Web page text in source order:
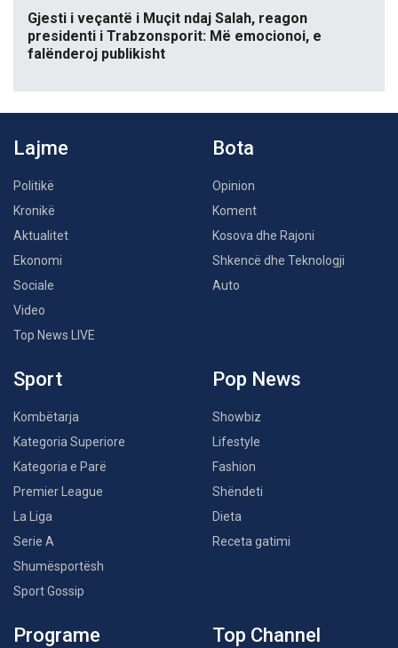
Gjesti i veçantë i Muçit ndaj Salah, reagon
presidenti i Trabzonsporit: Më emocionoi, e
falënderoj publikisht
Lajme
Politikë
Kronikë
Aktualitet
Ekonomi
Sociale
Video
Top News LIVE
Bota
Opinion
Koment
Kosova dhe Rajoni
Shkencë dhe Teknologji
Auto
Sport
Kombëtarja
Kategoria Superiore
Kategoria e Parë
Premier League
La Liga
Serie A
Shumësportësh
Sport Gossip
Pop News
Showbiz
Lifestyle
Fashion
Shëndeti
Dieta
Receta gatimi
Programe Top Channel